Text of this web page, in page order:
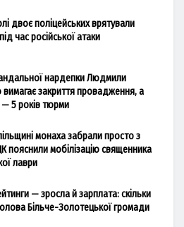
двоє поліцейських врятували
час російської атаки
нардепки Людмили
закриття провадження, а
5 років тюрми
монаха забрали просто з
пояснили мобілізацію священника
лаври
— зросла й зарплата: скільки
Більче-Золотецької громади